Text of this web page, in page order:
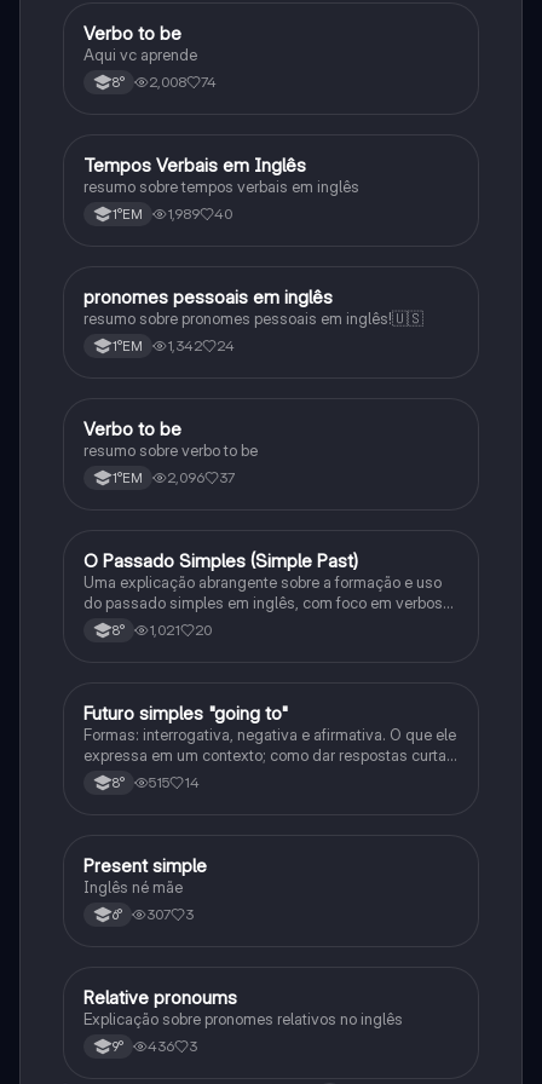
Inglês
Verbo to be
Aqui vc aprende
8° 2,008 74
Inglês
Tempos Verbais em Inglês
resumo sobre tempos verbais em inglês
1°EM 1,989 40
Inglês
pronomes pessoais em inglês
resumo sobre pronomes pessoais em inglês!🇺🇸
1°EM 1,342 24
Inglês
Verbo to be
resumo sobre verbo to be
1°EM 2,096 37
Inglês
O Passado Simples (Simple Past)
Uma explicação abrangente sobre a formação e uso
do passado simples em inglês, com foco em verbos
regulares e irregulares, frases negativas e
interrogativas.
8° 1,021 20
Inglês
Futuro simples "going to"
Formas: interrogativa, negativa e afirmativa. O que ele
expressa em um contexto; como dar respostas curtas
em uma frase, e as junções com o verbo to be
8° 515 14
Inglês
Present simple
Inglês né mãe
6° 307 3
Inglês
Relative pronoums
Explicação sobre pronomes relativos no inglês
9° 436 3